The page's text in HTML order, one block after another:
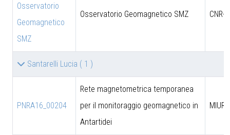
Osservatorio
Geomagnetico
SMZ
Osservatorio Geomagnetico SMZ CNR-
Santarelli Lucia ( 1 )
PNRA16_00204
Rete magnetometrica temporanea
per il monitoraggio geomagnetico in
Antartidei
MIUR